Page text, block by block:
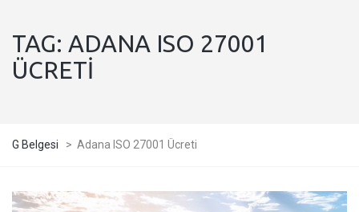
TAG: ADANA ISO 27001
ÜCRETI
G Belgesi > Adana ISO 27001 Ücreti